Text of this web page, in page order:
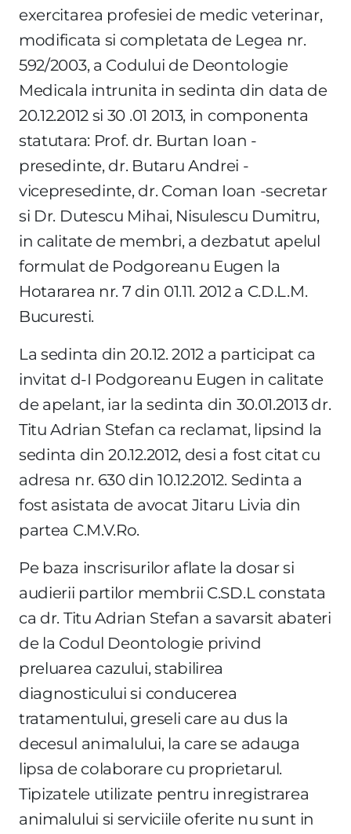
exercitarea profesiei de medic veterinar,
modificata si completata de Legea nr.
592/2003, a Codului de Deontologie
Medicala intrunita in sedinta din data de
20.12.2012 si 30 .01 2013, in componenta
statutara: Prof. dr. Burtan Ioan -
presedinte, dr. Butaru Andrei -
vicepresedinte, dr. Coman Ioan -secretar
si Dr. Dutescu Mihai, Nisulescu Dumitru,
in calitate de membri, a dezbatut apelul
formulat de Podgoreanu Eugen la
Hotararea nr. 7 din 01.11. 2012 a C.D.L.M.
Bucuresti.
La sedinta din 20.12. 2012 a participat ca
invitat d-I Podgoreanu Eugen in calitate
de apelant, iar la sedinta din 30.01.2013 dr.
Titu Adrian Stefan ca reclamat, lipsind la
sedinta din 20.12.2012, desi a fost citat cu
adresa nr. 630 din 10.12.2012. Sedinta a
fost asistata de avocat Jitaru Livia din
partea C.M.V.Ro.
Pe baza inscrisurilor aflate la dosar si
audierii partilor membrii C.SD.L constata
ca dr. Titu Adrian Stefan a savarsit abateri
de la Codul Deontologie privind
preluarea cazului, stabilirea
diagnosticului si conducerea
tratamentului, greseli care au dus la
decesul animalului, la care se adauga
lipsa de colaborare cu proprietarul.
Tipizatele utilizate pentru inregistrarea
animalului si serviciile oferite nu sunt in